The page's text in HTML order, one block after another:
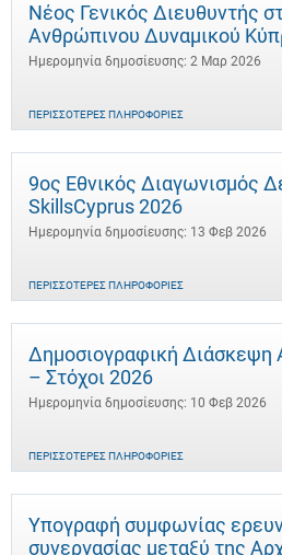
Νέος Γενικός Διευθυντής
Ανθρώπινου Δυναμικού
Ημερομηνία δημοσίευσης: 2 Μαρ 2026
ΠΕΡΙΣΣΌΤΕΡΕΣ ΠΛΗΡΟΦΟΡΊΕΣ
9ος Εθνικός Διαγωνισμός
SkillsCyprus 2026
Ημερομηνία δημοσίευσης: 13 Φεβ 2026
ΠΕΡΙΣΣΌΤΕΡΕΣ ΠΛΗΡΟΦΟΡΊΕΣ
Δημοσιογραφική Διάσκεψη
– Στόχοι 2026
Ημερομηνία δημοσίευσης: 10 Φεβ 2026
ΠΕΡΙΣΣΌΤΕΡΕΣ ΠΛΗΡΟΦΟΡΊΕΣ
Υπογραφή συμφωνίας
συνεργασίας μεταξύ της